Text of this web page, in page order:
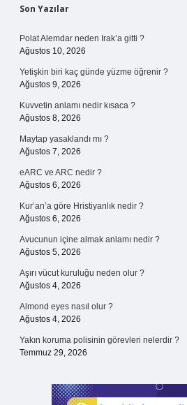
Sidebar
Son Yazılar
Polat Alemdar neden Irak’a gitti ?
Ağustos 10, 2026
Yetişkin biri kaç günde yüzme öğrenir ?
Ağustos 9, 2026
Kuvvetin anlamı nedir kısaca ?
Ağustos 8, 2026
Maytap yasaklandı mı ?
Ağustos 7, 2026
eARC ve ARC nedir ?
Ağustos 6, 2026
Kur’an’a göre Hristiyanlık nedir ?
Ağustos 6, 2026
Avucunun içine almak anlamı nedir ?
Ağustos 5, 2026
Aşırı vücut kuruluğu neden olur ?
Ağustos 4, 2026
Almond eyes nasıl olur ?
Ağustos 4, 2026
Yakın koruma polisinin görevleri nelerdir ?
Temmuz 29, 2026